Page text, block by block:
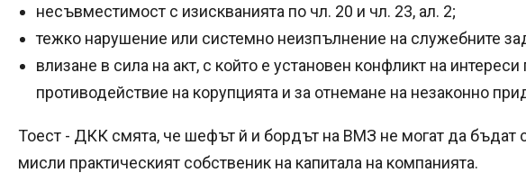
несъвместимост с изискванията по чл. 20 и чл. 23, ал. 2;
тежко нарушение или системно неизпълнение на служебните
влизане в сила на акт, с който е установен конфликт на интереси
противодействие на корупцията и за отнемане на незаконно
Тоест - ДКК смята, че шефът й и бордът на ВМЗ не могат да бъдат
мисли практическият собственик на капитала на компанията.